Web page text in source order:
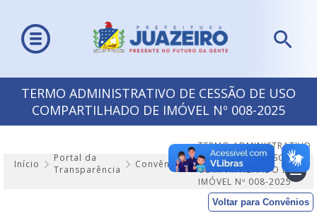
TERMO ADMINISTRATIVO DE CESSÃO DE USO
COMPARTILHADO DE IMÓVEL Nº 008-2025
Início
Portal da
Transparência
Convênios
TERMO ADMINISTRATIVO
DE CESSÃO DE USO
COMPARTILHADO DE
IMÓVEL Nº 008-2025
Voltar para Convênios